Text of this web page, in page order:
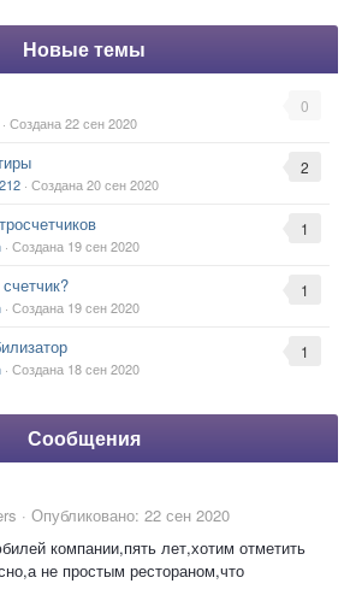
Новые темы
0
· Создана22 сен 2020
2
· Создана20 сен 2020
1
· Создана 19 сен 2020
1
· Создана 19 сен 2020
1
· Создана 18 сен 2020
Сообщения
· Опубликовано: 22 сен 2020
компании,пять лет,хотим отметить
не простым рестораном,что